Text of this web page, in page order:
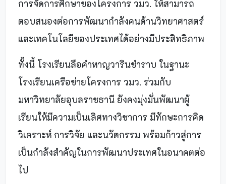
การจัดการศึกษาของโครงการ วมว. ให้สามารถ
ตอบสนองต่อการพัฒนากำลังคนด้านวิทยาศาสตร์
และเทคโนโลยีของประเทศได้อย่างมีประสิทธิภาพ
ทั้งนี้ โรงเรียนลือคำหาญวารินชำราบ ในฐานะ
โรงเรียนเครือข่ายโครงการ วมว. ร่วมกับ
มหาวิทยาลัยอุบลราชธานี ยังคงมุ่งมั่นพัฒนาผู้
เรียนให้มีความเป็นเลิศทางวิชาการ มีทักษะการคิด
วิเคราะห์ การวิจัย และนวัตกรรม พร้อมก้าวสู่การ
เป็นกำลังสำคัญในการพัฒนาประเทศในอนาคตต่อ
ไป